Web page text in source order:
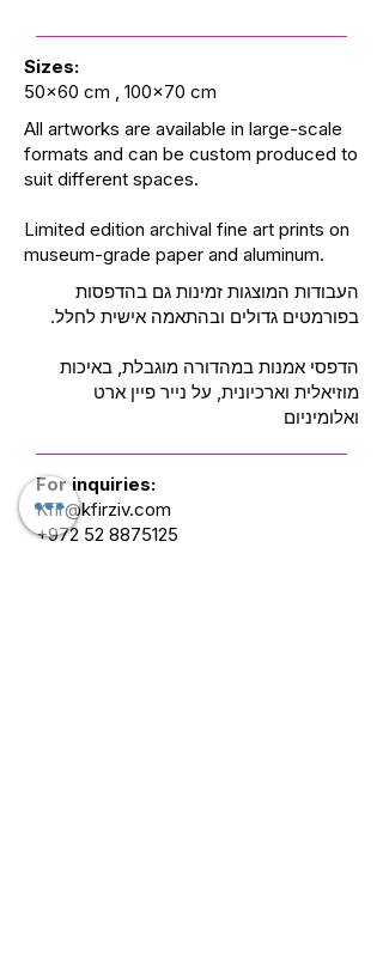
Sizes:
50x60 cm , 100x70 cm
All artworks are available in large-scale
formats and can be custom produced to
suit different spaces.
Limited edition archival fine art prints on
museum-grade paper and aluminum.
העבודות המוצגות זמינות גם בהדפסות
בפורמטים גדולים ובהתאמה אישית לחלל.
הדפסי אמנות במהדורה מוגבלת, באיכות
מוזיאלית וארכיונית, על נייר פיין ארט
ואלומיניום
For inquiries:
Kfir@kfirziv.com
+972 52 8875125